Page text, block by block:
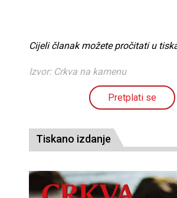
Cijeli članak možete pročitati u
Izvor: Crkva na kamenu
Pretplati se
Tiskano izdanje